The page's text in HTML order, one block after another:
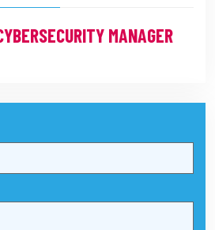
MANAGER